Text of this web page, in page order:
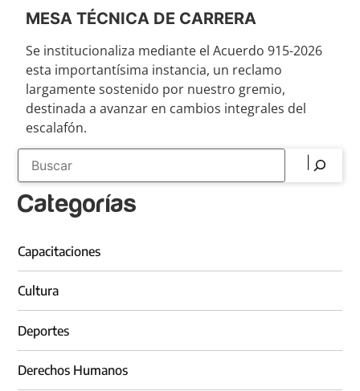
MESA TÉCNICA DE CARRERA
Se institucionaliza mediante el Acuerdo 915-2026
esta importantísima instancia, un reclamo
largamente sostenido por nuestro gremio,
destinada a avanzar en cambios integrales del
escalafón.
Categorías
Capacitaciones
Cultura
Deportes
Derechos Humanos